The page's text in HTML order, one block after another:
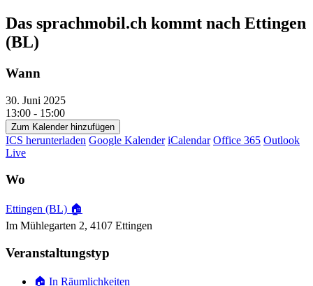
Das sprachmobil.ch kommt nach Ettingen
(BL)
Wann
30. Juni 2025
13:00 - 15:00
Zum Kalender hinzufügen
ICS herunterladen Google Kalender iCalendar Office 365 Outlook
Live
Wo
Ettingen (BL) 🏠
Im Mühlegarten 2, 4107 Ettingen
Veranstaltungstyp
🏠 In Räumlichkeiten